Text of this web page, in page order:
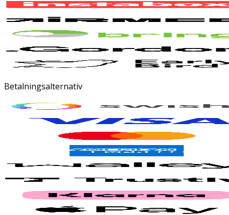
Betalningsalternativ